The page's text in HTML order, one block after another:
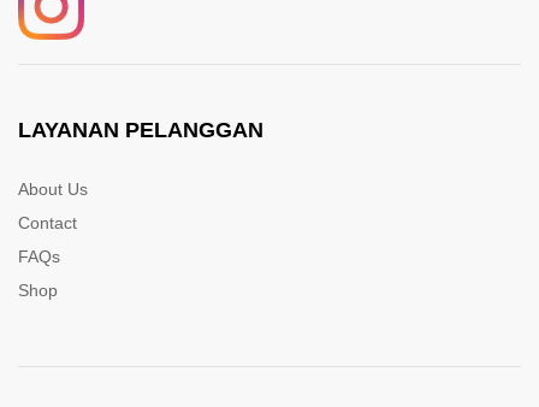
LAYANAN PELANGGAN
About Us
Contact
FAQs
Shop